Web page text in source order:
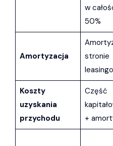
w
50%
Amortyzacja
stronie
Koszty
uzyskania
przychodu
Część
+